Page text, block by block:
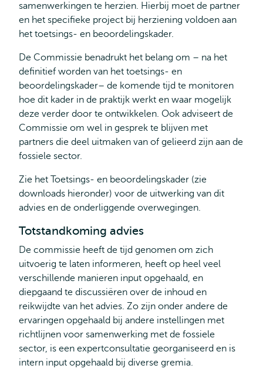
samenwerkingen te herzien. Hierbij moet de partner
en het specifieke project bij herziening voldoen aan
het toetsings- en beoordelingskader.
De Commissie benadrukt het belang om – na het
definitief worden van het toetsings- en
beoordelingskader– de komende tijd te monitoren
hoe dit kader in de praktijk werkt en waar mogelijk
deze verder door te ontwikkelen. Ook adviseert de
Commissie om wel in gesprek te blijven met
partners die deel uitmaken van of gelieerd zijn aan de
fossiele sector.
Zie het Toetsings- en beoordelingskader (zie
downloads hieronder) voor de uitwerking van dit
advies en de onderliggende overwegingen.
Totstandkoming advies
De commissie heeft de tijd genomen om zich
uitvoerig te laten informeren, heeft op heel veel
verschillende manieren input opgehaald, en
diepgaand te discussiëren over de inhoud en
reikwijdte van het advies. Zo zijn onder andere de
ervaringen opgehaald bij andere instellingen met
richtlijnen voor samenwerking met de fossiele
sector, is een expertconsultatie georganiseerd en is
intern input opgehaald bij diverse gremia.